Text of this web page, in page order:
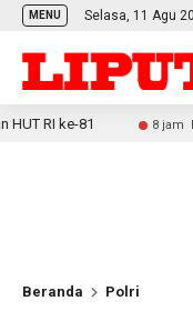
MENU Selasa, 11 Agu
81 8 jam lalu Satu
Beranda Polri